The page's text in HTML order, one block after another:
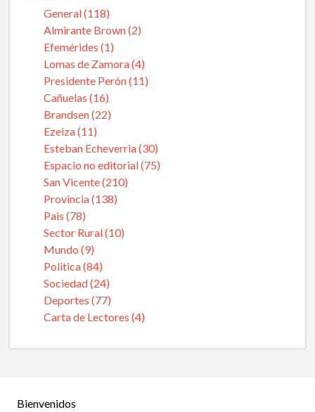
General (118)
Almirante Brown (2)
Efemérides (1)
Lomas de Zamora (4)
Presidente Perón (11)
Cañuelas (16)
Brandsen (22)
Ezeiza (11)
Esteban Echeverria (30)
Espacio no editorial (75)
San Vicente (210)
Provincia (138)
Pais (78)
Sector Rural (10)
Mundo (9)
Politica (84)
Sociedad (24)
Deportes (77)
Carta de Lectores (4)
Bienvenidos